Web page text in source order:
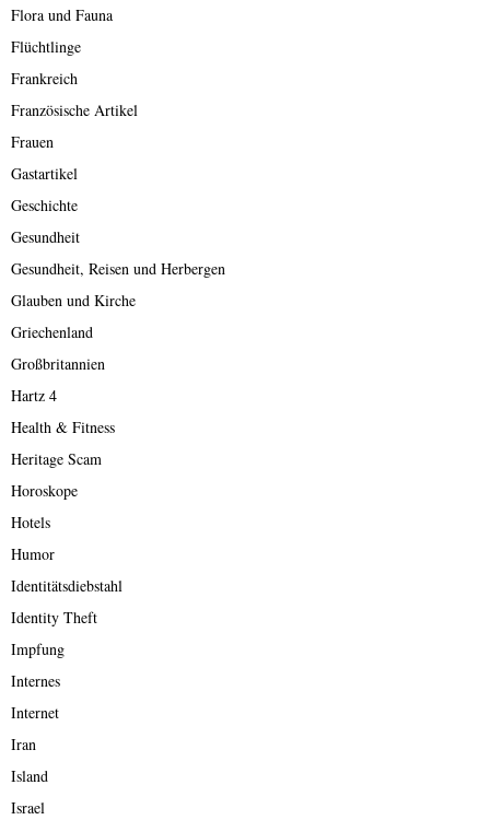
Flora und Fauna
Flüchtlinge
Frankreich
Französische Artikel
Frauen
Gastartikel
Geschichte
Gesundheit
Gesundheit, Reisen und Herbergen
Glauben und Kirche
Griechenland
Großbritannien
Hartz 4
Health & Fitness
Heritage Scam
Horoskope
Hotels
Humor
Identitätsdiebstahl
Identity Theft
Impfung
Internes
Internet
Iran
Island
Israel